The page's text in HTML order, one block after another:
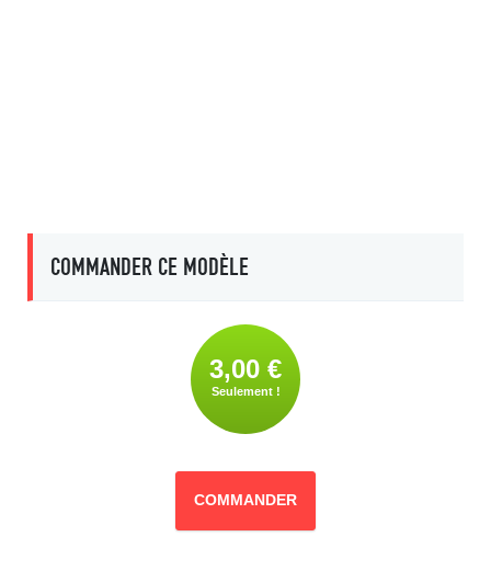
COMMANDER CE MODÈLE
3,00 €
Seulement !
COMMANDER